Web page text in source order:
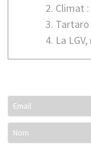
Climat
La